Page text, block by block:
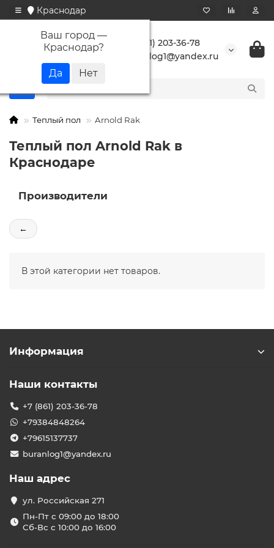
Краснодар
Ваш город —
Краснодар?
+7 (861) 203-36-78
buranlog1@yandex.ru
Теплый пол Arnold Rak
Теплый пол Arnold Rak в
Краснодаре
Производители
←
В этой категории нет товаров.
Информация
Наши контакты
+7 (861) 203-36-78
+79384848264
+79615137737
buranlog1@yandex.ru
Наш адрес
ул. Российская 271
Пн-Пт с 09:00 до 18:00
Сб-Вс с 10:00 до 16:00